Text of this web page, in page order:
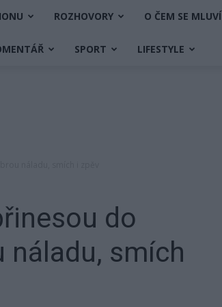
ROZHOVORY O ČEM SE MLUVÍ
SPORT LIFESTYLE
do
náladu, smích